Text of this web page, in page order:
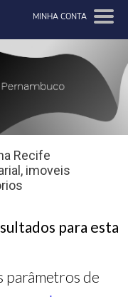
MINHA CONTA
Recife
imoveis
para esta
parâmetros de